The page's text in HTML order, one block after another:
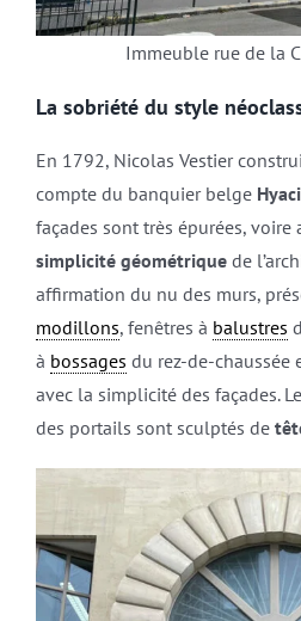
Immeuble rue de la
La sobriété du style
En 1792, Nicolas Vestier
compte du banquier belge
façades sont très épurées,
simplicité géométrique de
affirmation du nu des murs,
modillons, fenêtres à balustres
à bossages du rez-de-chaussée
avec la simplicité des façades.
des portails sont sculptés de